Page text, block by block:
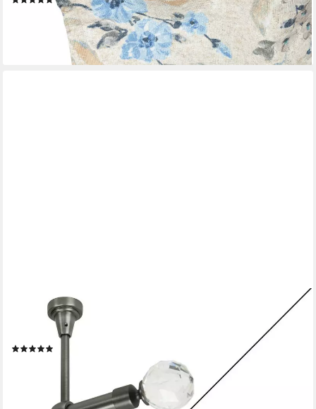
ab 28,49 €
lieferbar - in 6-8 Werktagen bei dir
+1
MDEKOR
Gardinenstange, 1-läufig, kürzbar, Wand/Decke, Gardinenstange
Vorhangstange Deckenmontage
lieferbar - in 3-4 Werktagen bei dir